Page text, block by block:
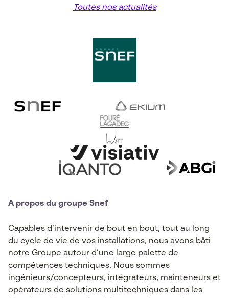
Toutes nos actualités
A propos du groupe Snef
Capables d’intervenir de bout en bout, tout au long
du cycle de vie de vos installations, nous avons bâti
notre Groupe autour d’une large palette de
compétences techniques. Nous sommes
ingénieurs/concepteurs, intégrateurs, mainteneurs et
opérateurs de solutions multitechniques dans les